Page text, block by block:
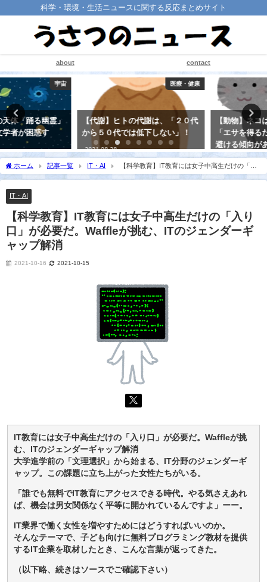
科学・環境・生活ニュースに関する反応まとめサイト
about contact
医療・健康
【代謝】ヒトの代謝は、「２０代
から５０代では低下しない」！
2021-08-28
生物
【動物】ネコは他の動物と違って
「エサを得るために働く」ことを
避ける傾向がある
ホーム 記事一覧 IT・AI
【科学教育】IT教育には女子中高生だけの「入
り口」が必要だ。Waffleが挑む、ITのジェンダーギャップ解消
IT・AI
【科学教育】IT教育には女子中高生だけの「入り
口」が必要だ。Waffleが挑む、ITのジェンダーギ
ャップ解消
2021-10-16 2021-10-15
IT教育には女子中高生だけの「入り口」が必要だ。Waffleが挑
む、ITのジェンダーギャップ解消
大学進学前の「文理選択」から始まる、IT分野のジェンダーギ
ャップ。この課題に立ち上がった女性たちがいる。
「誰でも無料でIT教育にアクセスできる時代。やる気さえあれ
ば、機会は男女関係なく平等に開かれているんですよ」ーー。
IT業界で働く女性を増やすためにはどうすればいいのか。
そんなテーマで、子ども向けに無料プログラミング教材を提供
するIT企業を取材したとき、こんな言葉が返ってきた。
（以下略、続きはソースでご確認下さい）